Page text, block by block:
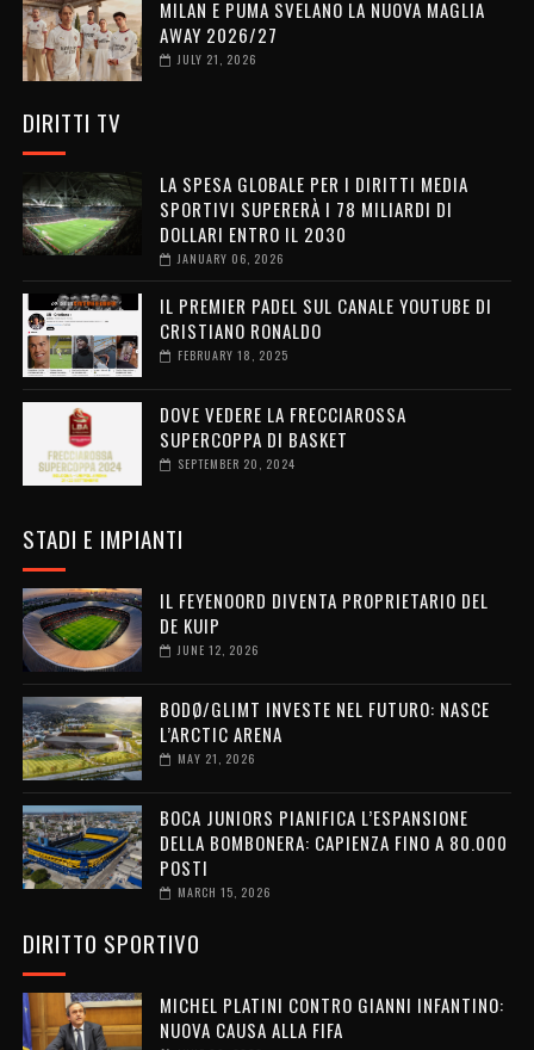
MILAN E PUMA SVELANO LA NUOVA MAGLIA
AWAY 2026/27
JULY 21, 2026
DIRITTI TV
LA SPESA GLOBALE PER I DIRITTI MEDIA
SPORTIVI SUPERERÀ I 78 MILIARDI DI
DOLLARI ENTRO IL 2030
JANUARY 06, 2026
IL PREMIER PADEL SUL CANALE YOUTUBE DI
CRISTIANO RONALDO
FEBRUARY 18, 2025
DOVE VEDERE LA FRECCIAROSSA
SUPERCOPPA DI BASKET
SEPTEMBER 20, 2024
STADI E IMPIANTI
IL FEYENOORD DIVENTA PROPRIETARIO DEL
DE KUIP
JUNE 12, 2026
BODØ/GLIMT INVESTE NEL FUTURO: NASCE
L’ARCTIC ARENA
MAY 21, 2026
BOCA JUNIORS PIANIFICA L’ESPANSIONE
DELLA BOMBONERA: CAPIENZA FINO A 80.000
POSTI
MARCH 15, 2026
DIRITTO SPORTIVO
MICHEL PLATINI CONTRO GIANNI INFANTINO:
NUOVA CAUSA ALLA FIFA